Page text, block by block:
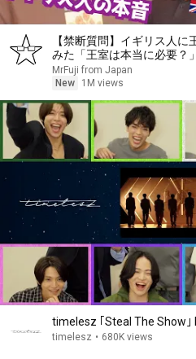
【禁断質問】イギリス人
みた「王室は本当に必要？」
MrFuji from Japan
New
1M views
timelesz ｢Steal The Show｣
timelesz • 680K views